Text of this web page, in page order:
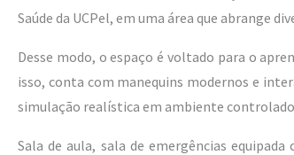
Saúde da UCPel, em uma área que abrange
Desse modo, o espaço é voltado para o
isso, conta com manequins modernos e
simulação realística em ambiente
Sala de aula, sala de emergências